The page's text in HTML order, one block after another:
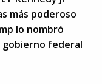
más poderoso
lo nombró
gobierno federal